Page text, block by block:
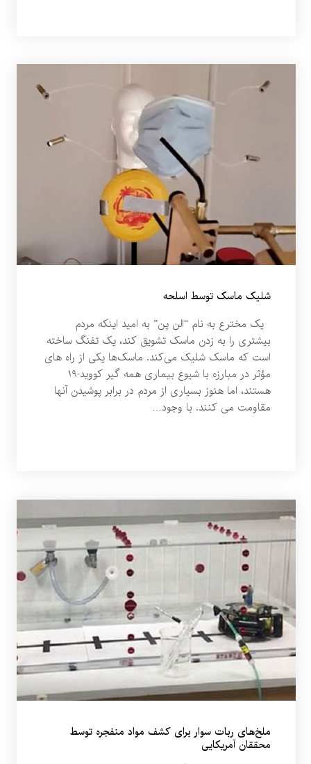
شلیک ماسک توسط اسلحه
یک مخترع به نام “الن پن” به امید اینکه مردم
بیشتری را به زدن ماسک تشویق کند، یک تفنگ ساخته
است که ماسک شلیک می‌کند. ماسک‌ها یکی از راه های
مؤثر در مبارزه با شیوع بیماری همه گیر کووید-۱۹
هستند، اما هنوز بسیاری از مردم در برابر پوشیدن آنها
مقاومت می کنند. با وجود…
ملخ‌های ربات سوار برای کشف مواد منفجره توسط
محققان آمریکایی